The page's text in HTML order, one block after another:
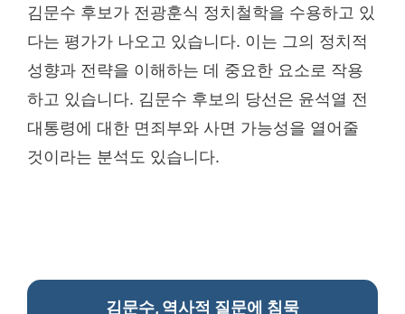
김문수 후보가 전광훈식 정치철학을 수용하고 있
다는 평가가 나오고 있습니다. 이는 그의 정치적
성향과 전략을 이해하는 데 중요한 요소로 작용
하고 있습니다. 김문수 후보의 당선은 윤석열 전
대통령에 대한 면죄부와 사면 가능성을 열어줄
것이라는 분석도 있습니다.
김문수, 역사적 질문에 침묵